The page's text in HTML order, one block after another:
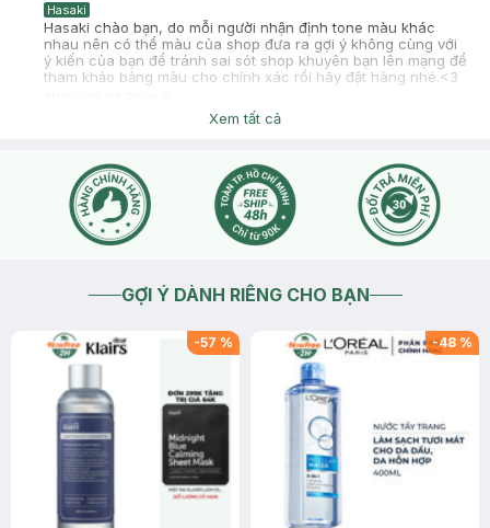
Hasaki
Hasaki chào bạn, do mỗi người nhận định tone màu khác
nhau nên có thể màu của shop đưa ra gợi ý không cùng với
ý kiến của bạn để tránh sai sót shop khuyên bạn lên mạng để
tham khảo bảng màu cho chính xác rồi hãy đặt hàng nhé.<3
Xem tất cả
GỢI Ý DÀNH RIÊNG CHO BẠN
-57 % -48 %